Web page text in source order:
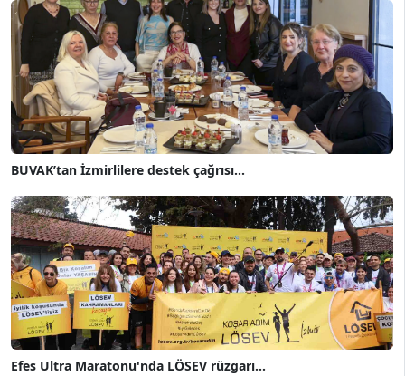
BUVAK’tan İzmirlilere destek çağrısı...
Efes Ultra Maratonu'nda LÖSEV rüzgarı...